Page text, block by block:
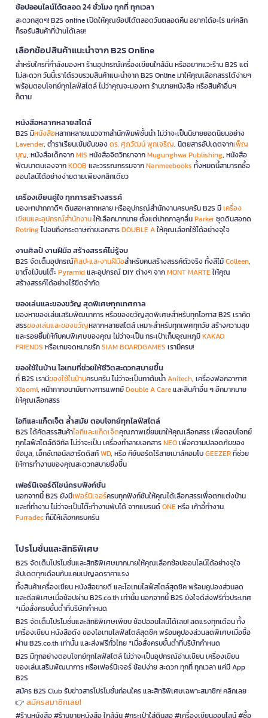
ช้อปออนไลน์ได้ตลอด 24 ชั่วโมง ทุกที่ ทุกเวลา
สะดวกสุดๆ! B2S online เปิดให้คุณช้อปได้ตลอดวันตลอดคืน อยากได้อะไร แค่คลิก
ก็รอรับสินค้าที่บ้านได้เลย!
เลือกช้อปสินค้าแนะนำจาก B2S Online
สำหรับใครที่กำลังมองหา ร้านอุปกรณ์เครื่องเขียนใกล้ฉัน หรืออยากแวะร้าน B2S แต่
ไม่สะดวก วันนี้เราได้รวบรวมสินค้าแนะนำจาก B2S Online มาให้คุณเลือกสรรได้ง่ายๆ
พร้อมตอบโจทย์ทุกไลฟ์สไตล์ ไม่ว่าคุณจะมองหา ร้านขายหนังสือ หรือสินค้าอื่นๆ
ก็ตาม
หนังสือหลากหลายสไตล์
B2S มีหนังสือหลากหลายแนวจากสำนักพิมพ์ชั้นนำ ไม่ว่าจะเป็นนิยายยอดนิยมอย่าง
Lavender, ตำราเรียนเข้มข้นของดร. ศุภวัฒน์ พุกเจริญ, นิตยสารอัปเดตจากเพ็ญ
บุญ, หนังสือเด็กจากMIS หนังสือจิตวิทยาจากMugunghwa Publishing, หนังสือ
พัฒนาตนเองจากKOOB และวรรณกรรมจากNanmeebooks ทั้งหมดนี้สามารถซื้อ
ออนไลน์ได้อย่างง่ายดายเพียงคลิกเดียว
เครื่องเขียนคู่ใจ ทุกการสร้างสรรค์
มองหาปากกาดีๆ ดินสอหลากหลาย หรืออุปกรณ์สำนักงานครบครัน B2S มีเครื่อง
เขียนและอุปกรณ์สำนักงานให้เลือกมากมาย ตั้งแต่ปากกาลูกลื่นParkerชุดดินสอกด
Rotringไปจนถึงกระดาษถ่ายเอกสารDOUBLE Aให้คุณเลือกใช้ได้อย่างจุใจ
งานศิลป์ งานฝีมือ สร้างสรรค์ไม่รู้จบ
B2S จัดเต็มอุปกรณ์ศิลปะและงานฝีมือสำหรับคนสร้างสรรค์ตัวจริง ทั้งสีไม้Colleen,
ขาตั้งไม้บนโต๊ะPyramidและอุปกรณ์ DIY ต่างๆ จากMONT MARTEให้คุณ
สร้างสรรค์ได้อย่างไร้ขีดจำกัด
ของเล่นและของขวัญ สุดพิเศษทุกเทศกาล
มองหาของเล่นเสริมพัฒนาการ หรือของขวัญสุดพิเศษสำหรับทุกโอกาส B2S เราคัด
สรรของเล่นและของขวัญหลากหลายสไตล์ เหมาะสำหรับทุกเพศทุกวัย สร้างความสุข
และรอยยิ้มให้กับคนพิเศษของคุณ ไม่ว่าจะเป็น กระเป๋าเก็บอุณหภูมิKAKAO
FRIENDS หรือเกมจดหมายรักSIAM BOARDGAMES เรามีครบ!
ของใช้ในบ้าน ไอเทมที่ช่วยให้ชีวิตสะดวกสบายขึ้น
ที่ B2S เรามีของใช้ในบ้านครบครัน ไม่ว่าจะเป็นกาต้มน้ำAnitech, เครื่องฟอกอากาศ
Xiaomi, หน้ากากอนามัยทางการแพทย์Double A Careและสินค้าอื่น ๆ อีกมากมาย
ให้คุณเลือกสรร
ไอทีและแก็ดเจ็ต ล้ำสมัย ตอบโจทย์ทุกไลฟ์สไตล์
B2S ได้คัดสรรสินค้าไอทีและแก็ดเจ็ตคุณภาพเยี่ยมมาให้คุณเลือกสรร เพื่อตอบโจทย์
ทุกไลฟ์สไตล์ดิจิทัล ไม่ว่าจะเป็น เครื่องทำลายเอกสารNEOเพื่อความปลอดภัยของ
ข้อมูล, เอ็กซ์เทอนัลฮาร์ดดิสก์WD, หรือ คีย์บอร์ดไร้สายเมาส์คอมโบGEEZERที่ช่วย
ให้การทำงานของคุณสะดวกสบายยิ่งขึ้น
เฟอร์นิเจอร์ดีไซน์ครบฟังก์ชั่น
นอกจากนี้ B2S ยังมีเฟอร์นิเจอร์ครบทุกฟังก์ชันให้คุณได้เลือกสรรเพื่อตกแต่งบ้าน
และที่ทำงาน ไม่ว่าจะเป็นโต๊ะทำงานพับได้ จากแบรนด์ONEหรือ เก้าอี้ทำงาน
Furradecก็มีให้เลือกครบครัน
โปรโมชั่นและสิทธิพิเศษ
B2S จัดเต็มโปรโมชั่นและสิทธิพิเศษมากมายให้คุณเลือกช้อปออนไลน์ได้อย่างจุใจ
อัปเดตทุกเดือนกับแคมเปญลดราคาแรง
ทั้งสินค้าเครื่องเขียน หนังสือขายดี และไอเทมไลฟ์สไตล์สุดชิค พร้อมคูปองส่วนลด
และดีลพิเศษเมื่อช้อปผ่าน B2S.co.th เท่านั้น นอกจากนี้ B2S ยังใจดีส่งฟรีทั่วประเทศ
*เมื่อสั่งครบขั้นต่ำที่บริษัทกำหนด
B2S จัดเต็มโปรโมชั่นและสิทธิพิเศษเพียบ ช้อปออนไลน์ได้เลย! ลดแรงทุกเดือน ทั้ง
เครื่องเขียน หนังสือดัง ของไอเทมไลฟ์สไตล์สุดชิค พร้อมคูปองส่วนลดพิเศษเมื่อซื้อ
ผ่าน B2S.co.th เท่านั้น และส่งฟรีทั่วไทย *เมื่อสั่งครบขั้นต่ำที่บริษัทกำหนด
B2S มีทุกอย่างตอบโจทย์ทุกไลฟ์สไตล์ ไม่ว่าจะเป็นอุปกรณ์อ่านเขียน เครื่องเขียน
ของเล่นเสริมพัฒนาการ หรือเฟอร์นิเจอร์ ช้อปง่าย สะดวก ทุกที่ ทุกเวลา แค่มี App
B2S
สมัคร B2S Club รับข่าวสารโปรโมชั่นก่อนใคร และสิทธิพิเศษเฉพาะสมาชิก! คลิกเลย
👉 สมัครสมาชิกเลย!
#ร้านหนังสือ #ร้านขายหนังสือ ใกล้ฉัน #กระเป๋าใส่ดินสอ #เครื่องเขียนออนไลน์ #ซื้อ